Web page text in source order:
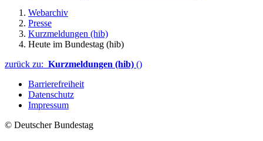
Webarchiv
Presse
Kurzmeldungen (hib)
Heute im Bundestag (hib)
zurück zu: Kurzmeldungen (hib) ()
Barrierefreiheit
Datenschutz
Impressum
© Deutscher Bundestag